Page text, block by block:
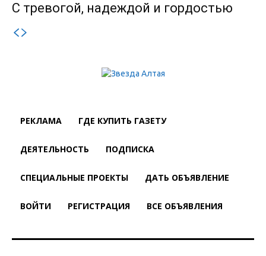
С тревогой, надеждой и гордостью
РЕКЛАМА ГДЕ КУПИТЬ ГАЗЕТУ
ДЕЯТЕЛЬНОСТЬ ПОДПИСКА
СПЕЦИАЛЬНЫЕ ПРОЕКТЫ ДАТЬ ОБЪЯВЛЕНИЕ
ВОЙТИ РЕГИСТРАЦИЯ ВСЕ ОБЪЯВЛЕНИЯ